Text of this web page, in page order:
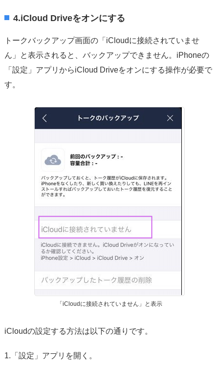
4.iCloud Driveをオンにする
トークバックアップ画面の「iCloudに接続されていませ
ん」と表示されると、バックアップできません。iPhoneの
「設定」アプリからiCloud Driveをオンにする操作が必要で
す。
「iCloudに接続されていません」と表示
iCloudの設定する方法は以下の通りです。
1.「設定」アプリを開く。